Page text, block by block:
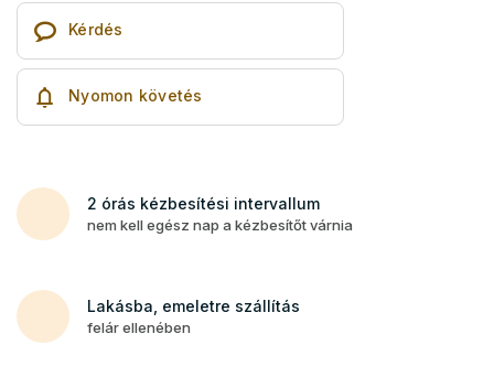
Kérdés
Nyomon követés
2 órás kézbesítési intervallum
nem kell egész nap a kézbesítőt várnia
Lakásba, emeletre szállítás
felár ellenében